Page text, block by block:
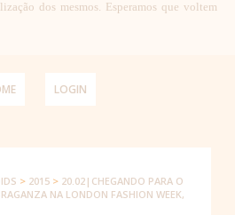
dos mesmos. Esperamos que voltem
LOGIN
> 2015 > 20.02|CHEGANDO PARA O
NA LONDON FASHION WEEK,